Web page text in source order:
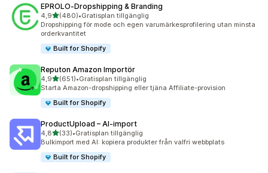
EPROLO‑Dropshipping & Branding
4,9av 5 stjärnor
(480)
480 recensioner totalt
•Gratisplan tillgänglig
Dropshipping för mode och egen varumärkesprofilering utan minsta
orderkvantitet
Built for Shopify
Reputon Amazon Importör
4,9av 5 stjärnor
(651)
651 recensioner totalt
•Gratisplan tillgänglig
Starta Amazon-dropshipping eller tjäna Affiliate-provision
Built for Shopify
ProductUpload – AI‑import
4,8av 5 stjärnor
(33)
33 recensioner totalt
•Gratisplan tillgänglig
Bulkimport med AI: kopiera produkter från valfri webbplats
Built for Shopify